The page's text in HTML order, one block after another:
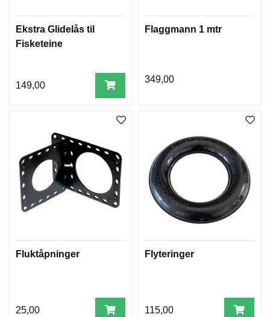
Ekstra Glidelås til
Fisketeine
149,00
Flaggmann 1 mtr
349,00
Fluktåpninger
25,00
Flyteringer
115,00